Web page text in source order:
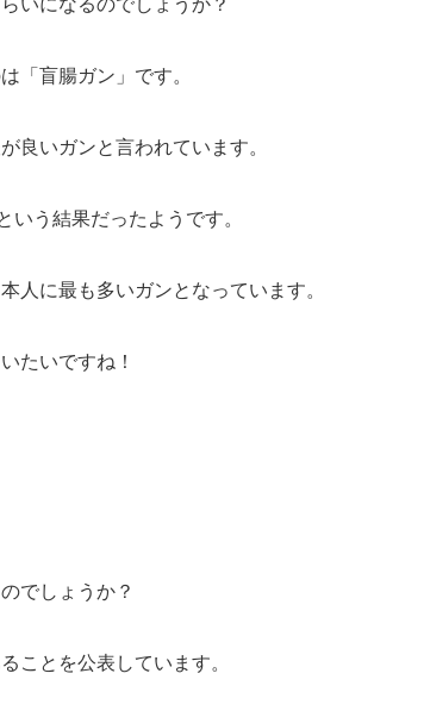
「盲腸ガン」です。
良いガンと言われています。
いう結果だったようです。
人に最も多いガンとなっています。
たいですね！
でしょうか？
ことを公表しています。